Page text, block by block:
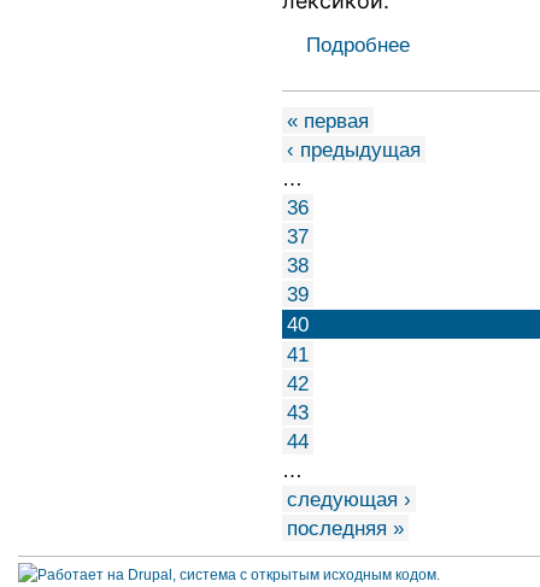
Подробнее
« первая
‹ предыдущая
…
36
37
38
39
40
41
42
43
44
…
следующая ›
последняя »